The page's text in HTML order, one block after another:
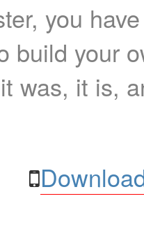
you
build your
it was, it is,